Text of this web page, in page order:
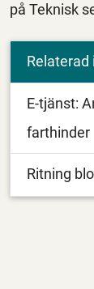
på Teknisk
E-tjänst:
farthinder
Ritning